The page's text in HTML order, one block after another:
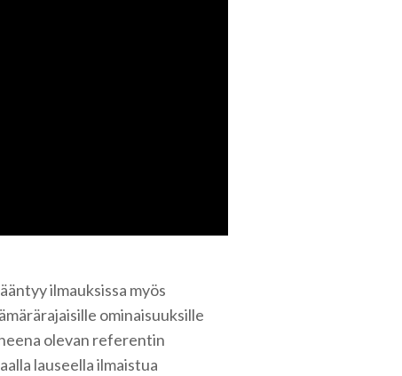
ilmauksissa myös
ominaisuuksille
olevan referentin
lauseella ilmaistua